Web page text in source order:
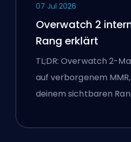
07 Jul 2026
Overwatch 2
Rang erklärt
TL;DR: Overwatch 2-
auf verborgenem
deinem sichtbaren